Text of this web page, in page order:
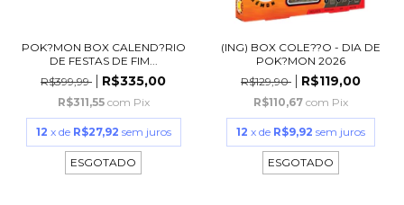
POK?MON BOX CALEND?RIO
DE FESTAS DE FIM...
R$399,99
R$335,00
R$311,55 com Pix
12 x de R$27,92 sem juros
ESGOTADO
(ING) BOX COLE??O - DIA DE
POK?MON 2026
R$129,90
R$119,00
R$110,67 com Pix
12 x de R$9,92 sem juros
ESGOTADO